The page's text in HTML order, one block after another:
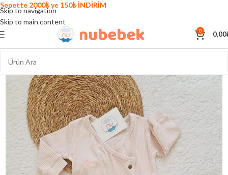
Skip to navigation
Skip to main content
0 0,00
Sepette 2000₺ ye 150₺ İNDİRİM